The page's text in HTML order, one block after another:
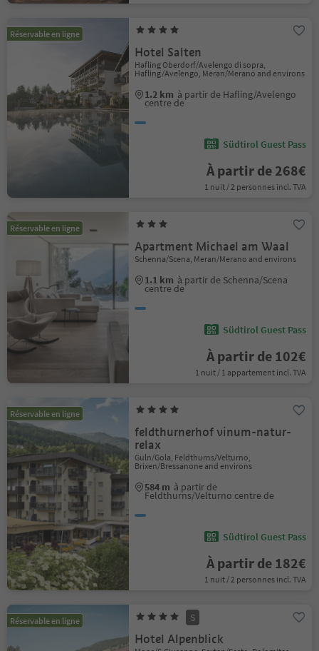
Réservable en ligne
Hotel Salten
Hafling Oberdorf/Avelengo di sopra,
Hafling/Avelengo, Meran/Merano and environs
1.2 km à partir de Hafling/Avelengo
centre de
Südtirol Guest Pass
À partir de 268€
1 nuit / 2 personnes incl. TVA
Réservable en ligne
Apartment Michael am Waal
Schenna/Scena, Meran/Merano and environs
1.1 km à partir de Schenna/Scena
centre de
Südtirol Guest Pass
À partir de 102€
1 nuit / 1 appartement incl. TVA
Réservable en ligne
feldthurnerhof vinum-natur-
relax
Guln/Gola, Feldthurns/Velturno,
Brixen/Bressanone and environs
584 m à partir de
Feldthurns/Velturno centre de
Südtirol Guest Pass
À partir de 182€
1 nuit / 2 personnes incl. TVA
Réservable en ligne S
Hotel Alpenblick